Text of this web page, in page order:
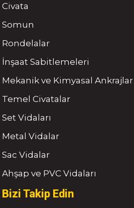
Civata
Somun
Rondelalar
İnşaat Sabitlemeleri
Mekanik ve Kimyasal Ankrajlar
Temel Civatalar
Set Vidaları
Metal Vidalar
Sac Vidalar
Ahşap ve PVC Vidaları
Bizi Takip Edin